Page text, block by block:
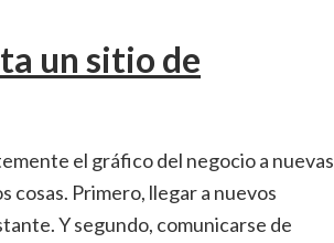
un sitio de
el gráfico del negocio a nuevas
cosas. Primero, llegar a nuevos
Y segundo, comunicarse de